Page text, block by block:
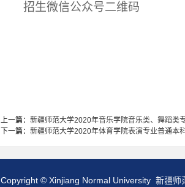
招生微信公众号二维码
上一篇： 新疆师范大学2020年音乐学院音乐类、舞蹈类
下一篇： 新疆师范大学2020年体育学院表演专业普通本
Copyright © Xinjiang Normal University 新疆师